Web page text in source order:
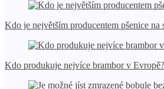
Kdo je největším producentem pšenice na
Kdo produkuje nejvíce brambor v Evropě?